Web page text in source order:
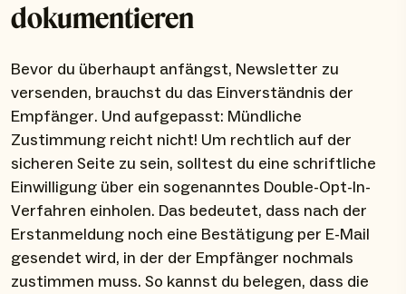
dokumentieren
Bevor du überhaupt anfängst, Newsletter zu
versenden, brauchst du das Einverständnis der
Empfänger. Und aufgepasst: Mündliche
Zustimmung reicht nicht! Um rechtlich auf der
sicheren Seite zu sein, solltest du eine schriftliche
Einwilligung über ein sogenanntes Double-Opt-In-
Verfahren einholen. Das bedeutet, dass nach der
Erstanmeldung noch eine Bestätigung per E-Mail
gesendet wird, in der der Empfänger nochmals
zustimmen muss. So kannst du belegen, dass die